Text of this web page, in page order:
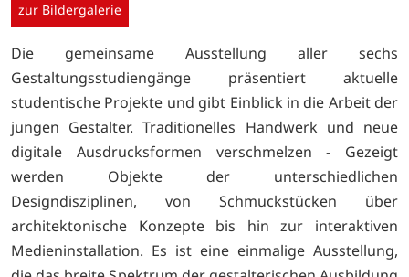
zur Bildergalerie
Die gemeinsame Ausstellung aller sechs
Gestaltungsstudiengänge präsentiert aktuelle
studentische Projekte und gibt Einblick in die Arbeit der
jungen Gestalter. Traditionelles Handwerk und neue
digitale Ausdrucksformen verschmelzen - Gezeigt
werden Objekte der unterschiedlichen
Designdisziplinen, von Schmuckstücken über
architektonische Konzepte bis hin zur interaktiven
Medieninstallation. Es ist eine einmalige Ausstellung,